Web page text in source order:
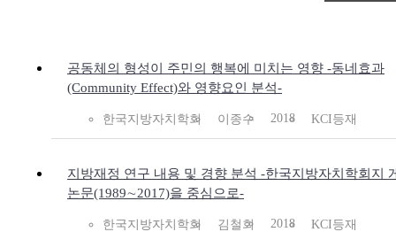
공동체의 형성이 주민의 행복에 미치는 영향 -동네효과
(Community Effect)와 영향요인 분석-
한국지방자치학회 이종수 2018 KCI등재
지방재정 연구 내용 및 경향 분석 -한국지방자치학회지
논문(1989∼2017)을 중심으로-
한국지방자치학회 김철회 2018 KCI등재